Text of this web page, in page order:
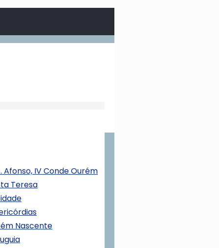
Afonso, IV Conde Ourém
Teresa
Nascente